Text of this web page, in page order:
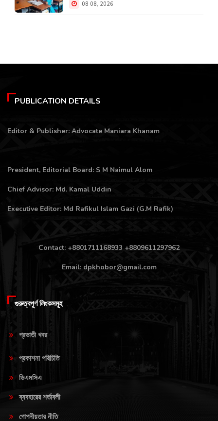
08 08, 2026
PUBLICATION DETAILS
Editor & Publisher: Advocate Maniara Khanam
President, Editorial Board: S M Naimul Alom
Chief Advisor: Md. Kamal Uddin
Executive Editor: Md Rafikul Islam Gazi (G.M Rafik)
Contact: +8801711168933 +8809611297962
Email: dpkhobor@gmail.com
গুরুত্বপূর্ণ লিংকসমূহ
প্রভাতী খবর
প্রকাশনা পরিচিতি
ডিএমসিএ
ব্যবহারের শর্তাবলী
গোপনীয়তার নীতি